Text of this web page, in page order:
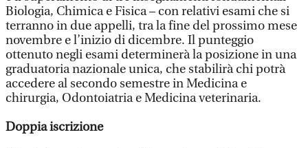
Biologia, Chimica e Fisica – con relativi esami che si
terranno in due appelli, tra la fine del prossimo mese
novembre e l’inizio di dicembre. Il punteggio
ottenuto negli esami determinerà la posizione in una
graduatoria nazionale unica, che stabilirà chi potrà
accedere al secondo semestre in Medicina e
chirurgia, Odontoiatria e Medicina veterinaria.
Doppia iscrizione